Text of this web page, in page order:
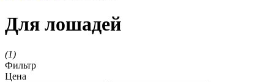
Для лошадей
(1)
Фильтр
Цена